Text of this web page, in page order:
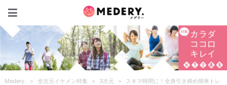
Medery. > 全次元イケメン特集 > 3次元 >
スキマ時間に！全身引き締め簡単トレ